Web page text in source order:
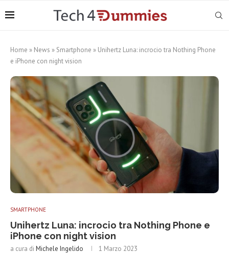
Home » News » Smartphone » Unihertz Luna: incrocio tra Nothing Phone
e iPhone con night vision
SMARTPHONE
Unihertz Luna: incrocio tra Nothing Phone e
iPhone con night vision
a cura di Michele Ingelido 1 Marzo 2023